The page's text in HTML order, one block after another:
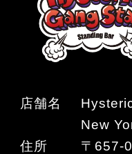
店舗名
New
住所
〒657-